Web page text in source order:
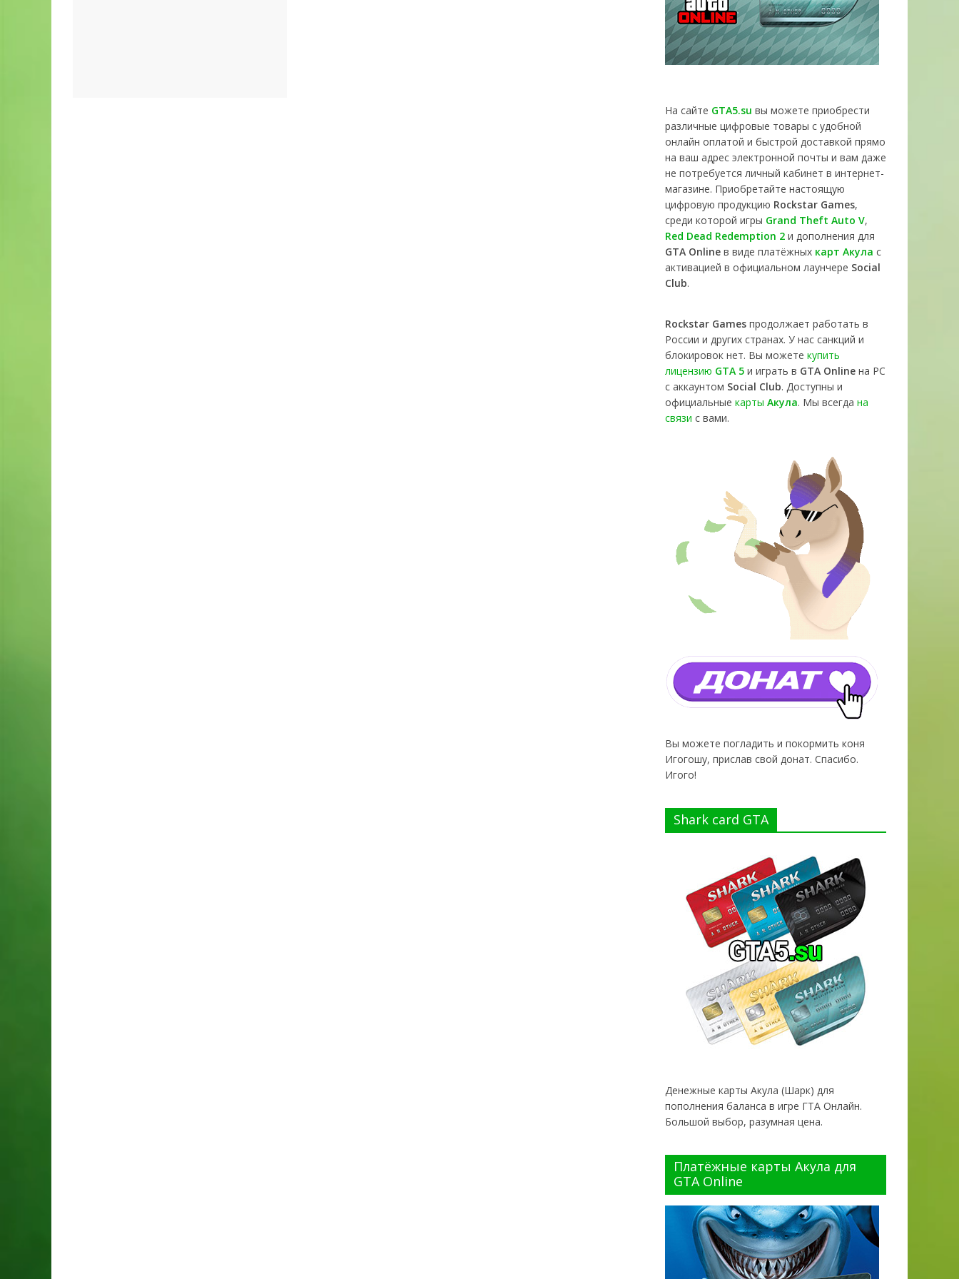
На сайте GTA5.su вы можете приобрести
различные цифровые товары с удобной
онлайн оплатой и быстрой доставкой прямо
на ваш адрес электронной почты и вам даже
не потребуется личный кабинет в интернет-
магазине. Приобретайте настоящую
цифровую продукцию Rockstar Games,
среди которой игры Grand Theft Auto V,
Red Dead Redemption 2 и дополнения для
GTA Online в виде платёжных карт Акула с
активацией в официальном лаунчере Social
Club.
Rockstar Games продолжает работать в
России и других странах. У нас санкций и
блокировок нет. Вы можете купить
лицензию GTA 5 и играть в GTA Online на PC
с аккаунтом Social Club. Доступны и
официальные карты Акула. Мы всегда на
связи с вами.
Вы можете погладить и покормить коня
Игогошу, прислав свой донат. Спасибо.
Игого!
Shark card GTA
Денежные карты Акула (Шарк) для
пополнения баланса в игре ГТА Онлайн.
Большой выбор, разумная цена.
Платёжные карты Акула для
GTA Online